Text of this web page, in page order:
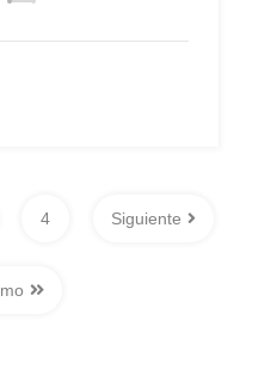
4 Siguiente